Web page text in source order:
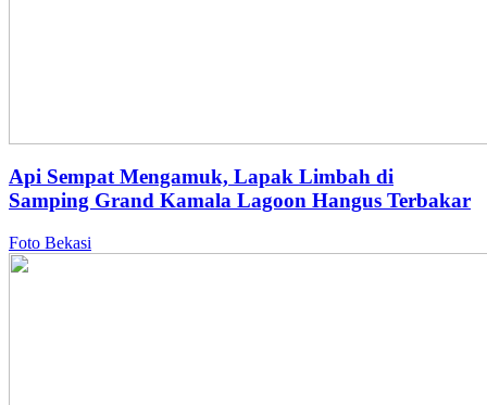
Api Sempat Mengamuk, Lapak Limbah di
Samping Grand Kamala Lagoon Hangus Terbakar
Foto Bekasi